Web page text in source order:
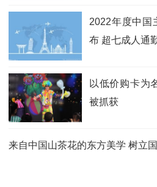
2022年度中国
布 超七成人通
以低价购卡为
被抓获
来自中国山茶花的东方美学 树立